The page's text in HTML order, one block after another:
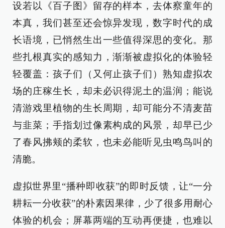
设若以《百子图》留存的样本，去体察童年的
本真，我们甚至还会惊异发现，数字时代的成
长语境，已悄然生出一些值得深思的变化。那
些扎根真实的感知力，渐渐被虚拟化的体验轻
轻覆盖：孩子们（又何止孩子们）熟知虚拟农
场的庄稼生长，却未必识得泥土的温润；能说
清游戏里植物的生长周期，却可能分不清麦苗
与韭菜；手指划过像素构成的风景，却早已少
了春风拂颊的柔软，也未必能听见虫鸣鸟叫的
清脆。
虚拟世界里“播种即收获”的即时反馈，让“一分
耕耘一分收获”的朴素因果律，少了很多用耐心
体验的机会；屏幕两端的互动再便捷，也难以